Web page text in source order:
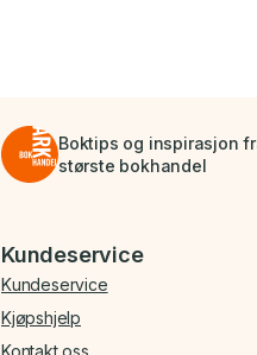
Boktips og inspirasjon
største bokhandel
Bunnmeny
Kundeservice
Kundeservice
Kjøpshjelp
Kontakt oss